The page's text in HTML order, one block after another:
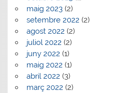
maig 2023(2)
setembre 2022 (2)
agost 2022 (2)
juliol 2022 (2)
juny 2022 (1)
maig 2022 (1)
abril 2022 (3)
març 2022 (2)